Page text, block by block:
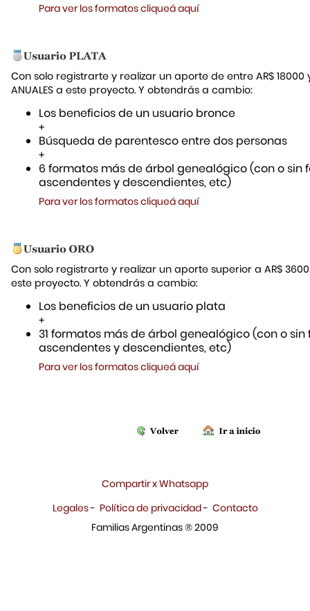
Para ver los formatos cliqueá aquí
Con solo registrarte y realizar un aporte de entre AR$ 18000
ANUALES a este proyecto. Y obtendrás a cambio:
Los beneficios de un usuario bronce
+
Búsqueda de parentesco entre dos personas
+
6 formatos más de árbol genealógico (con o sin
ascendentes y descendientes, etc)
Para ver los formatos cliqueá aquí
Con solo registrarte y realizar un aporte superior a AR$
este proyecto. Y obtendrás a cambio:
Los beneficios de un usuario plata
+
31 formatos más de árbol genealógico (con o sin
ascendentes y descendientes, etc)
Para ver los formatos cliqueá aquí
Compartir x Whatsapp
Legales- Política de privacidad- Contacto
Familias Argentinas ® 2009